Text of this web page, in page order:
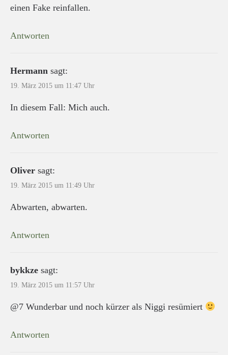
einen Fake reinfallen.
Antworten
Hermann sagt:
19. März 2015 um 11:47 Uhr
In diesem Fall: Mich auch.
Antworten
Oliver sagt:
19. März 2015 um 11:49 Uhr
Abwarten, abwarten.
Antworten
bykkze sagt:
19. März 2015 um 11:57 Uhr
@7 Wunderbar und noch kürzer als Niggi resümiert
Antworten